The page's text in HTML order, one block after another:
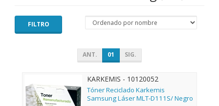
FILTRO
ANT. 01 SIG.
KARKEMIS - 10120052
Tóner Reciclado Karkemis
Samsung Láser MLT-D111S/ Negro